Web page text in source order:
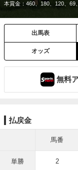
本賞金：460、180、120、69
出馬表
オッズ
無料
払戻金
馬番
単勝 2